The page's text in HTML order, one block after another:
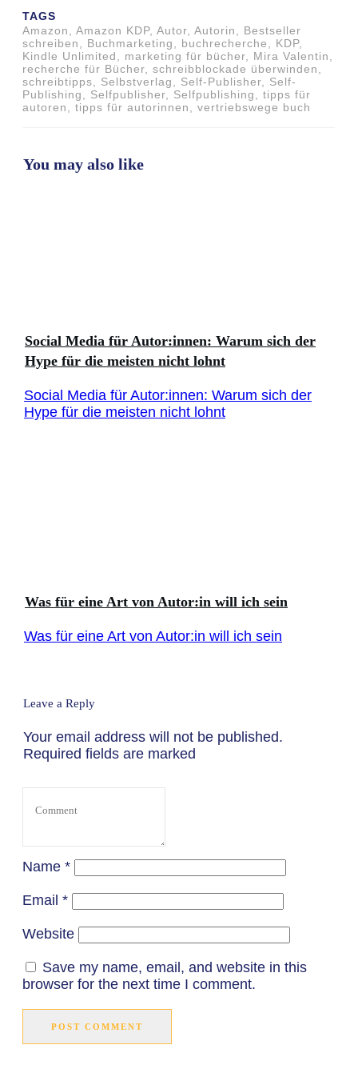
TAGS
Amazon, Amazon KDP, Autor, Autorin, Bestseller
schreiben, Buchmarketing, buchrecherche, KDP,
Kindle Unlimited, marketing für bücher, Mira Valentin,
recherche für Bücher, schreibblockade überwinden,
schreibtipps, Selbstverlag, Self-Publisher, Self-
Publishing, Selfpublisher, Selfpublishing, tipps für
autoren, tipps für autorinnen, vertriebswege buch
You may also like
Social Media für Autor:innen: Warum sich der
Hype für die meisten nicht lohnt
Social Media für Autor:innen: Warum sich der
Hype für die meisten nicht lohnt
Was für eine Art von Autor:in will ich sein
Was für eine Art von Autor:in will ich sein
Leave a Reply
Your email address will not be published.
Required fields are marked
Name *
Email *
Website
Save my name, email, and website in this
browser for the next time I comment.
POST COMMENT